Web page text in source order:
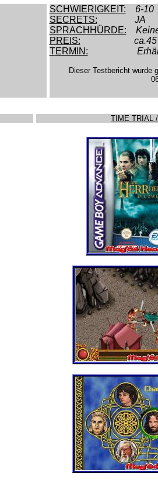
SCHWIERIGKEIT:
6-10
SECRETS:
JA
SPRACHHÜRDE:
PREIS:
TERMIN:
Dieser Testbericht wurde
TIME TRIAL